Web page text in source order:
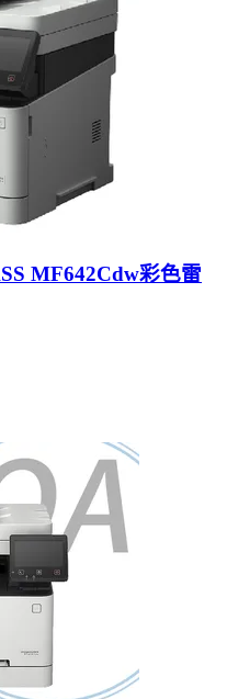
MF642Cdw彩色雷